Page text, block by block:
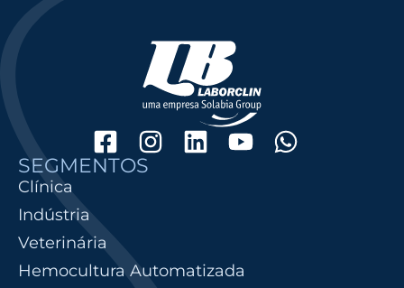
SEGMENTOS
Clínica
Indústria
Veterinária
Hemocultura Automatizada